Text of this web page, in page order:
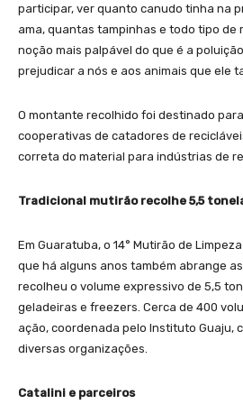
participar, ver quanto canudo tinha na
ama, quantas tampinhas e todo tipo de
noção mais palpável do que é a
prejudicar a nós e aos animais que ele
O montante recolhido foi destinado
cooperativas de catadores de
correta do material para indústrias de
Tradicional mutirão recolhe 5,5
Em Guaratuba, o 14° Mutirão de
que há alguns anos também abrange
recolheu o volume expressivo de 5,5
geladeiras e freezers. Cerca de 400
ação, coordenada pelo Instituto Guaju,
diversas organizações.
Catalini e parceiros